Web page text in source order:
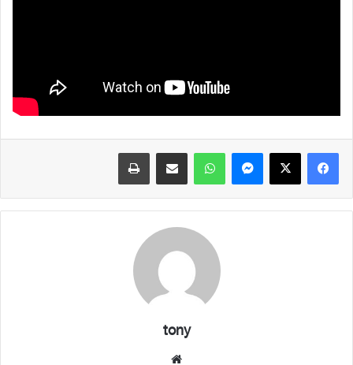
فيسبوك X ماسنجر واتساب مشاركة عبر البريد طباعة
tony